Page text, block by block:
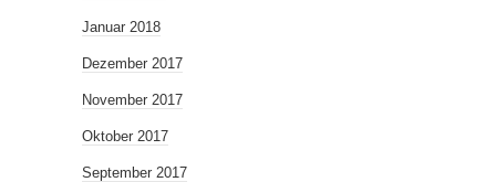
Januar 2018
Dezember 2017
November 2017
Oktober 2017
September 2017